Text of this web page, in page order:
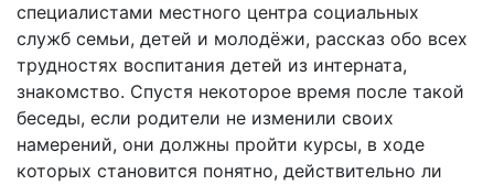
специалистами местного центра социальных
служб семьи, детей и молодёжи, рассказ обо всех
трудностях воспитания детей из интерната,
знакомство. Спустя некоторое время после такой
беседы, если родители не изменили своих
намерений, они должны пройти курсы, в ходе
которых становится понятно, действительно ли